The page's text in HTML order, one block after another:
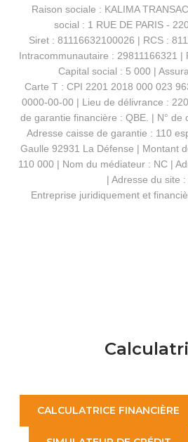
Raison sociale : KALIMA
social : 1 RUE DE PARIS -
Siret : 81116632100026 | RCS :
Intracommunautaire : 29811166321 |
Capital social : 5 000 |
Carte T : CPI 2201 2018 000 023
0000-00-00 | Lieu de délivrance :
de garantie financière : QBE. | N° de
Adresse caisse de garantie : 110
Gaulle 92931 La Défense | Montant
110 000 | Nom du médiateur : NC |
| Adresse du site :
Entreprise juridiquement et
CALCULATRICE FINANCIÈRE